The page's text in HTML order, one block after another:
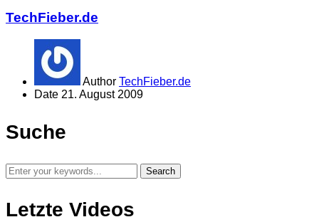
TechFieber.de
Author TechFieber.de
Date 21. August 2009
Suche
Letzte Videos